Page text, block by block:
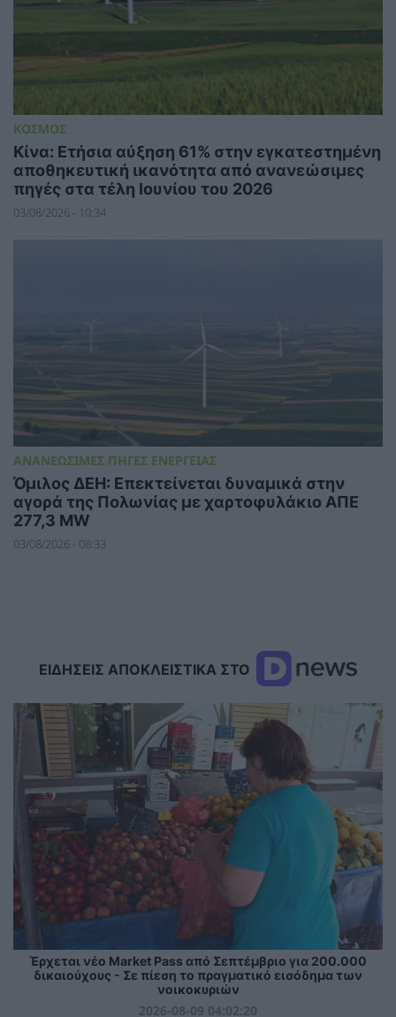
ΚΟΣΜΟΣ
Κίνα: Ετήσια αύξηση 61% στην εγκατεστημένη
αποθηκευτική ικανότητα από ανανεώσιμες
πηγές στα τέλη Ιουνίου του 2026
03/08/2026 - 10:34
ΑΝΑΝΕΩΣΙΜΕΣ ΠΗΓΕΣ ΕΝΕΡΓΕΙΑΣ
Όμιλος ΔΕΗ: Επεκτείνεται δυναμικά στην
αγορά της Πολωνίας με χαρτοφυλάκιο ΑΠΕ
277,3 MW
03/08/2026 - 08:33
ΕΙΔΗΣΕΙΣ ΑΠΟΚΛΕΙΣΤΙΚΑ ΣΤΟ
Έρχεται νέο Market Pass από Σεπτέμβριο για 200.000
δικαιούχους - Σε πίεση το πραγματικό εισόδημα των
νοικοκυριών
2026-08-09 04:02:20